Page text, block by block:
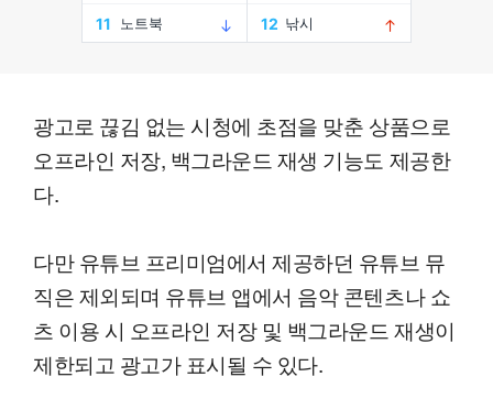
광고로 끊김 없는 시청에 초점을 맞춘 상품으로
오프라인 저장, 백그라운드 재생 기능도 제공한
다.
다만 유튜브 프리미엄에서 제공하던 유튜브 뮤
직은 제외되며 유튜브 앱에서 음악 콘텐츠나 쇼
츠 이용 시 오프라인 저장 및 백그라운드 재생이
제한되고 광고가 표시될 수 있다.